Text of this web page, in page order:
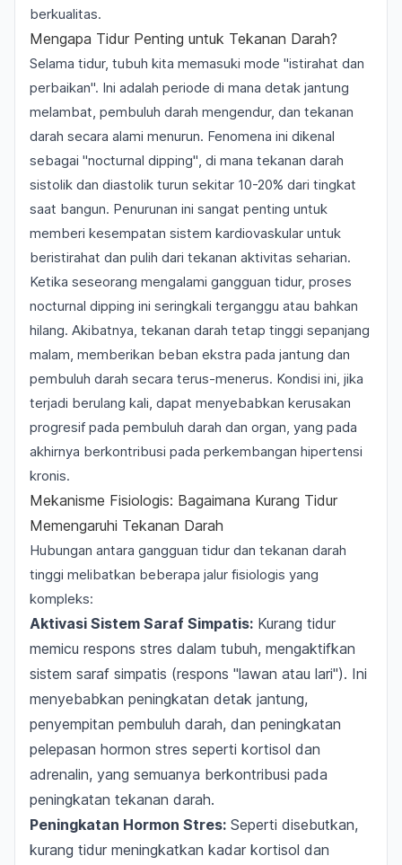
berkualitas.
Mengapa Tidur Penting untuk Tekanan Darah?
Selama tidur, tubuh kita memasuki mode "istirahat dan
perbaikan". Ini adalah periode di mana detak jantung
melambat, pembuluh darah mengendur, dan tekanan
darah secara alami menurun. Fenomena ini dikenal
sebagai "nocturnal dipping", di mana tekanan darah
sistolik dan diastolik turun sekitar 10-20% dari tingkat
saat bangun. Penurunan ini sangat penting untuk
memberi kesempatan sistem kardiovaskular untuk
beristirahat dan pulih dari tekanan aktivitas seharian.
Ketika seseorang mengalami gangguan tidur, proses
nocturnal dipping ini seringkali terganggu atau bahkan
hilang. Akibatnya, tekanan darah tetap tinggi sepanjang
malam, memberikan beban ekstra pada jantung dan
pembuluh darah secara terus-menerus. Kondisi ini, jika
terjadi berulang kali, dapat menyebabkan kerusakan
progresif pada pembuluh darah dan organ, yang pada
akhirnya berkontribusi pada perkembangan hipertensi
kronis.
Mekanisme Fisiologis: Bagaimana Kurang Tidur
Memengaruhi Tekanan Darah
Hubungan antara gangguan tidur dan tekanan darah
tinggi melibatkan beberapa jalur fisiologis yang
kompleks:
Aktivasi Sistem Saraf Simpatis: Kurang tidur
memicu respons stres dalam tubuh, mengaktifkan
sistem saraf simpatis (respons "lawan atau lari"). Ini
menyebabkan peningkatan detak jantung,
penyempitan pembuluh darah, dan peningkatan
pelepasan hormon stres seperti kortisol dan
adrenalin, yang semuanya berkontribusi pada
peningkatan tekanan darah.
Peningkatan Hormon Stres: Seperti disebutkan,
kurang tidur meningkatkan kadar kortisol dan